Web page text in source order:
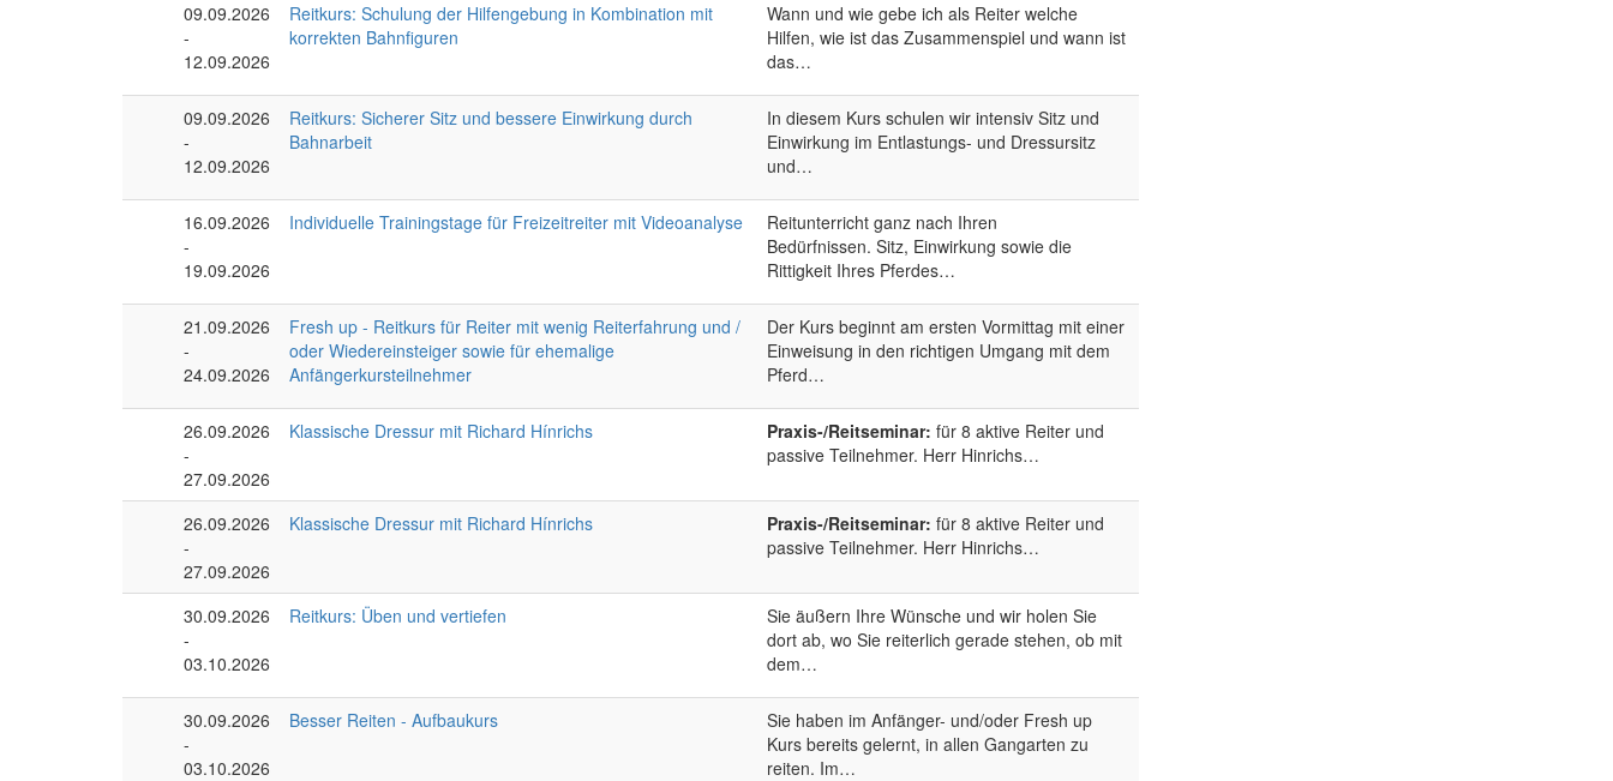
09.09.2026
-
12.09.2026
Reitkurs: Schulung der Hilfengebung in Kombination mit
korrekten Bahnfiguren
Wann und wie gebe ich als Reiter welche
Hilfen, wie ist das Zusammenspiel und wann ist
das…
09.09.2026
-
12.09.2026
Reitkurs: Sicherer Sitz und bessere Einwirkung durch
Bahnarbeit
In diesem Kurs schulen wir intensiv Sitz und
Einwirkung im Entlastungs- und Dressursitz
und…
16.09.2026
-
19.09.2026
Individuelle Trainingstage für Freizeitreiter mit Videoanalyse
Reitunterricht ganz nach Ihren
Bedürfnissen. Sitz, Einwirkung sowie die
Rittigkeit Ihres Pferdes…
21.09.2026
-
24.09.2026
Fresh up - Reitkurs für Reiter mit wenig Reiterfahrung und /
oder Wiedereinsteiger sowie für ehemalige
Anfängerkursteilnehmer
Der Kurs beginnt am ersten Vormittag mit einer
Einweisung in den richtigen Umgang mit dem
Pferd…
26.09.2026
-
27.09.2026
Klassische Dressur mit Richard Hínrichs Praxis-/Reitseminar: für 8 aktive Reiter und
passive Teilnehmer. Herr Hinrichs…
26.09.2026
-
27.09.2026
Klassische Dressur mit Richard Hínrichs Praxis-/Reitseminar: für 8 aktive Reiter und
passive Teilnehmer. Herr Hinrichs…
30.09.2026
-
03.10.2026
Reitkurs: Üben und vertiefen
Sie äußern Ihre Wünsche und wir holen Sie
dort ab, wo Sie reiterlich gerade stehen, ob mit
dem…
30.09.2026
-
03.10.2026
Besser Reiten - Aufbaukurs
Sie haben im Anfänger- und/oder Fresh up
Kurs bereits gelernt, in allen Gangarten zu
reiten. Im…